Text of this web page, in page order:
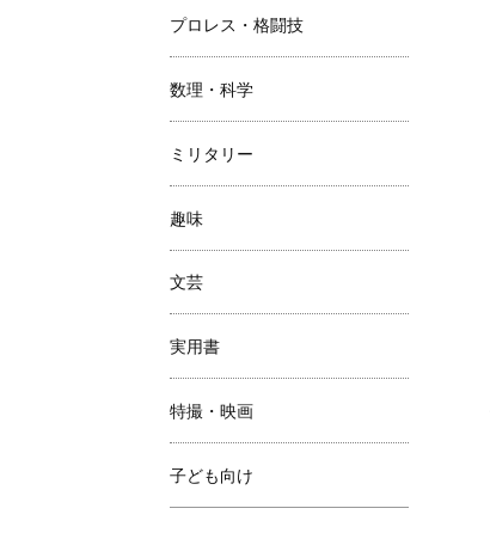
プロレス・格闘技
数理・科学
ミリタリー
趣味
文芸
実用書
特撮・映画
子ども向け